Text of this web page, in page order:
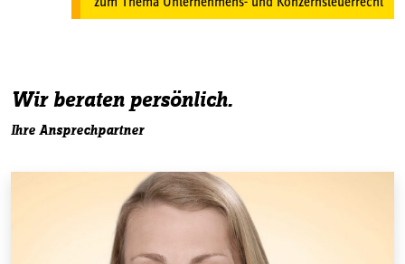
Wir beraten persönlich.
Ihre Ansprechpartner